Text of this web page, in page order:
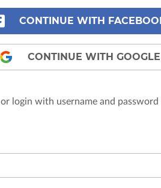
CONTINUE WITH
CONTINUE WITH GOOGLE
or login with username and password